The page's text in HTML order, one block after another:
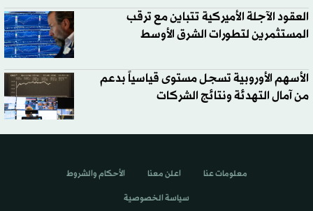
العقود الآجلة الأميركية تتباين مع ترقب
المستثمرين لتطورات الشرق الأوسط
الأسهم الأوروبية تسجل مستوى قياسياً بدعم
من آمال التهدئة ونتائج الشركات
معلومات عنا اعلن معنا الأحكام والشروط
سياسة الخصوصية